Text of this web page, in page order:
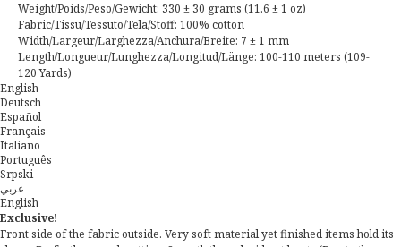
Weight/Poids/Peso/Gewicht: 330 ± 30 grams (11.6 ± 1 oz)
Fabric/Tissu/Tessuto/Tela/Stoff: 100% cotton
Width/Largeur/Larghezza/Anchura/Breite: 7 ± 1 mm
Length/Longueur/Lunghezza/Longitud/Länge: 100-110 meters (109-
120 Yards)
English
Deutsch
Español
Français
Italiano
Português
Srpski
عربي
English
Exclusive!
Front side of the fabric outside. Very soft material yet finished items hold its